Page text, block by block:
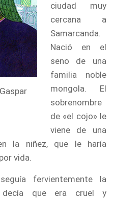
ciudad muy
cercana a
Samarcanda.
Nació en el
seno de una
familia noble
mongola. El
sobrenombre
de «el cojo» le
viene de una
la niñez, que le haría
vida.
fervientemente la
decía que era cruel y